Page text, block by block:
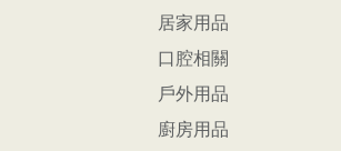
居家用品
口腔相關
戶外用品
廚房用品